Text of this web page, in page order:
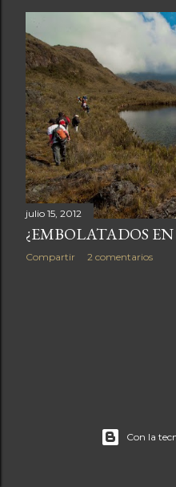
t
r
a
d
a
s
julio 15, 2012
¿EMBOLATADOS
Compartir 2 comentarios
Con la